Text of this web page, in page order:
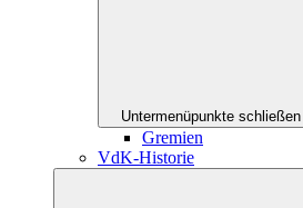
Untermenüpunkte schließen
Gremien
VdK-Historie